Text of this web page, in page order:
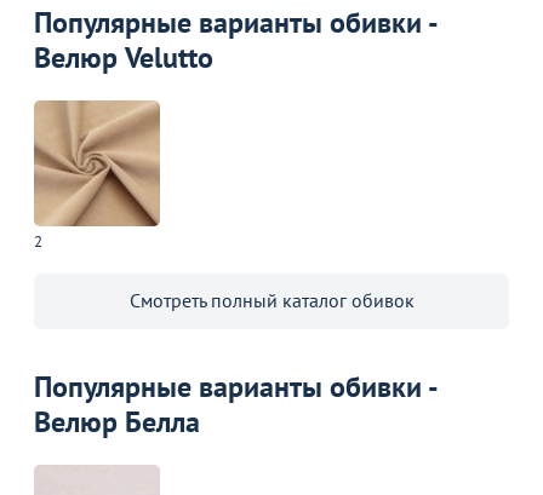
Популярные варианты обивки -
Велюр Velutto
2
Смотреть полный каталог обивок
Популярные варианты обивки -
Велюр Белла